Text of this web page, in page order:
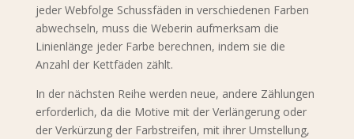
jeder Webfolge Schussfäden in verschiedenen Farben
abwechseln, muss die Weberin aufmerksam die
Linienlänge jeder Farbe berechnen, indem sie die
Anzahl der Kettfäden zählt.
In der nächsten Reihe werden neue, andere Zählungen
erforderlich, da die Motive mit der Verlängerung oder
der Verkürzung der Farbstreifen, mit ihrer Umstellung,